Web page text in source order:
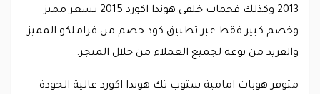
2013 وكذلك فحمات خلفي هوندا اكورد 2015 بسعر مميز
وخصم كبير فقط عبر تطبيق كود خصم من فراملكو المميز
والفريد من نوعه لجميع العملاء من خلال المتجر.
متوفر هوبات امامية ستوب تك هوندا اكورد عالية الجودة